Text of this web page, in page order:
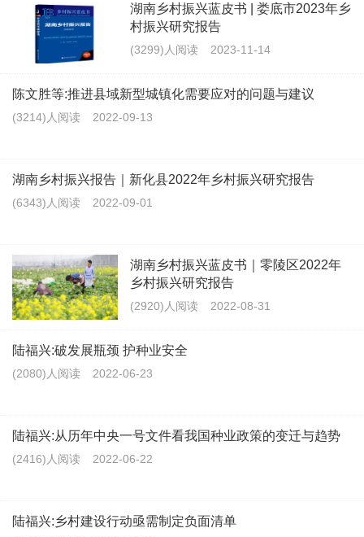
湖南乡村振兴蓝皮书 | 娄底市2023年乡
村振兴研究报告
(3299)人阅读 2023-11-14
陈文胜等:推进县域新型城镇化需要应对的问题与建议
(3214)人阅读 2022-09-13
湖南乡村振兴报告｜新化县2022年乡村振兴研究报告
(6343)人阅读 2022-09-01
湖南乡村振兴蓝皮书｜零陵区2022年
乡村振兴研究报告
(2920)人阅读 2022-08-31
陆福兴:破发展瓶颈 护种业安全
(2080)人阅读 2022-06-23
陆福兴:从历年中央一号文件看我国种业政策的变迁与趋势
(2416)人阅读 2022-06-22
陆福兴:乡村建设行动亟需制定负面清单